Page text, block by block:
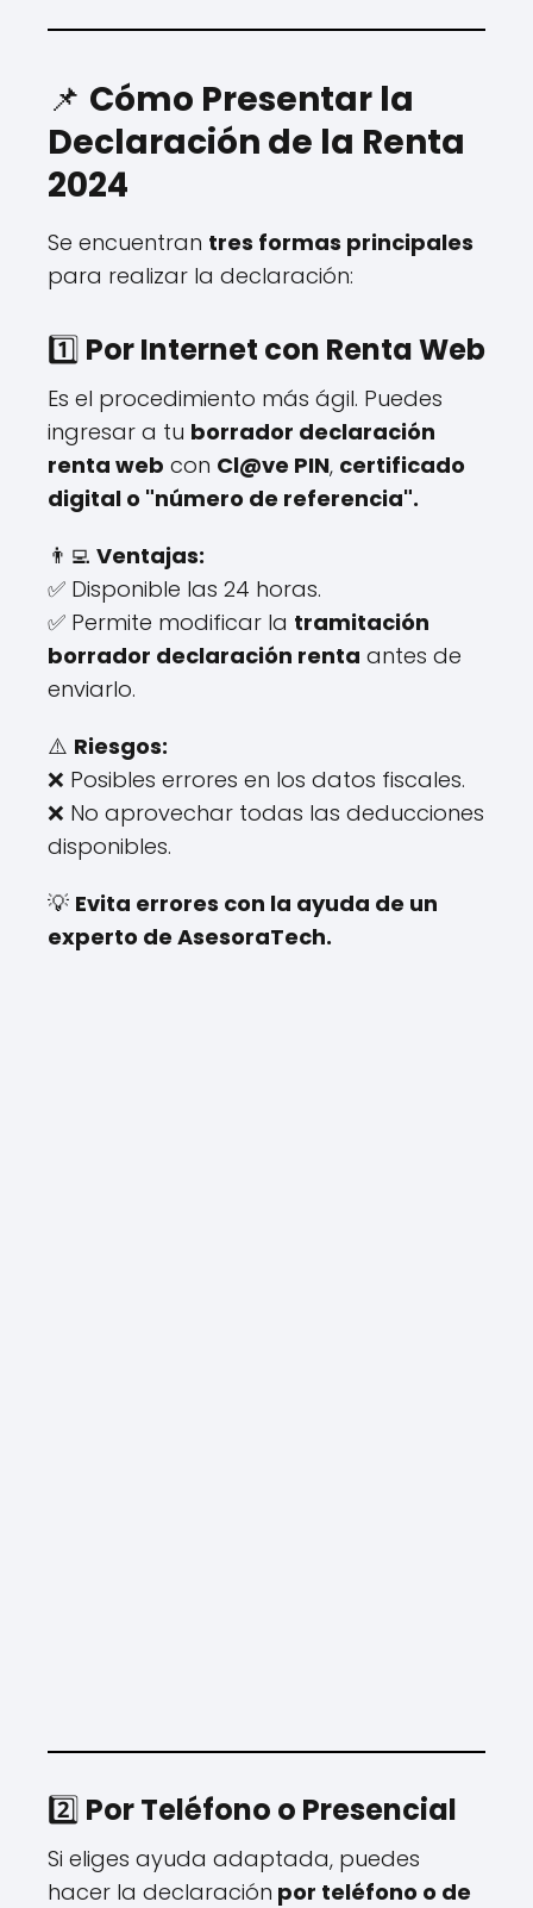
📌 Cómo Presentar la
Declaración de la Renta
2024
Se encuentran tres formas principales
para realizar la declaración:
1️⃣ Por Internet con Renta Web
Es el procedimiento más ágil. Puedes
ingresar a tu borrador declaración
renta web con Cl@ve PIN, certificado
digital o "número de referencia".
👨‍💻 Ventajas:
✅ Disponible las 24 horas.
✅ Permite modificar la tramitación
borrador declaración renta antes de
enviarlo.
⚠️ Riesgos:
❌ Posibles errores en los datos fiscales.
❌ No aprovechar todas las deducciones
disponibles.
💡 Evita errores con la ayuda de un
experto de AsesoraTech.
2️⃣ Por Teléfono o Presencial
Si eliges ayuda adaptada, puedes
hacer la declaración por teléfono o de